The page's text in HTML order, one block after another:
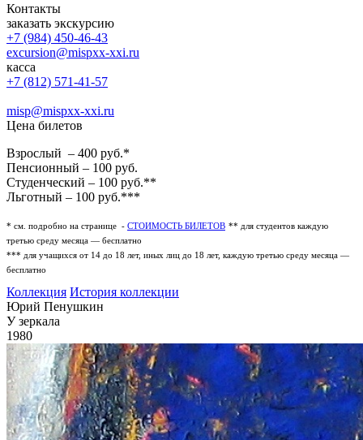
Контакты
заказать экскурсию
+7 (984) 450-46-43
excursion@mispxx-xxi.ru
касса
+7 (812) 571-41-57
misp@mispxx-xxi.ru
Цена билетов
Взрослый – 400 руб.*
Пенсионный – 100 руб.
Студенческий – 100 руб.**
Льготный – 100 руб.***
* см. подробно на странице - СТОИМОСТЬ БИЛЕТОВ ** для студентов каждую
третью среду месяца — бесплатно
*** для учащихся от 14 до 18 лет, иных лиц до 18 лет, каждую третью среду месяца —
бесплатно
Коллекция История коллекции
Юрий Пенушкин
У зеркала
1980